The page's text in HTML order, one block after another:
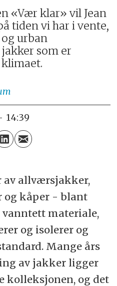
«Vær klar» vil Jean
tiden vi har i vente,
urban
som er
14:39
av allværsjakker,
og kåper - blant
materiale,
og isolerer og
Mange års
av jakker ligger
kolleksjonen, og det